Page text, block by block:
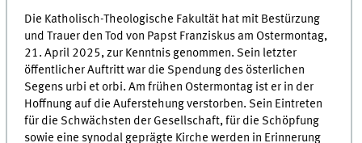
Die Katholisch-Theologische Fakultät hat mit Bestürzung
und Trauer den Tod von Papst Franziskus am Ostermontag,
21. April 2025, zur Kenntnis genommen. Sein letzter
öffentlicher Auftritt war die Spendung des österlichen
Segens urbi et orbi. Am frühen Ostermontag ist er in der
Hoffnung auf die Auferstehung verstorben. Sein Eintreten
für die Schwächsten der Gesellschaft, für die Schöpfung
sowie eine synodal geprägte Kirche werden in Erinnerung